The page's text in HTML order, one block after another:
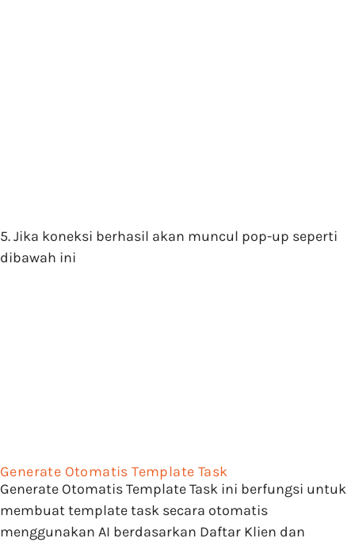
5. Jika koneksi berhasil akan muncul pop-up seperti
dibawah ini
Generate Otomatis Template Task
Generate Otomatis Template Task ini berfungsi untuk
membuat template task secara otomatis
menggunakan AI berdasarkan Daftar Klien dan